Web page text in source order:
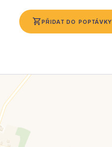
PŘIDAT DO POPTÁVKY